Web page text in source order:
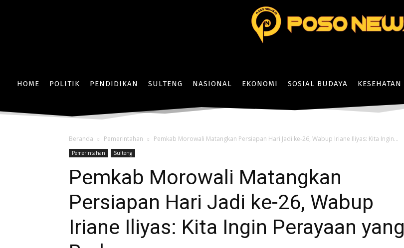
HOME POLITIK PENDIDIKAN SULTENG NASIONAL EKONOMI SOSIAL BUDAYA KESEHATAN
Beranda Pemerintahan Pemkab Morowali Matangkan Persiapan Hari Jadi ke-26, Wabup Iriane Iliyas: Kita Ingin...
Pemerintahan Sulteng
Pemkab Morowali Matangkan
Persiapan Hari Jadi ke-26, Wabup
Iriane Iliyas: Kita Ingin Perayaan yang